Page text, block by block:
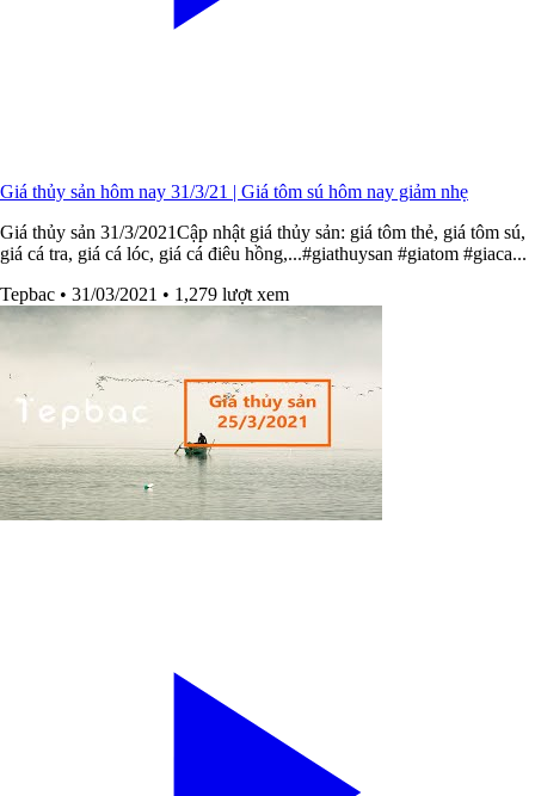
Giá thủy sản hôm nay 31/3/21 | Giá tôm sú hôm nay giảm nhẹ
Giá thủy sản 31/3/2021Cập nhật giá thủy sản: giá tôm thẻ, giá tôm sú,
giá cá tra, giá cá lóc, giá cá điêu hồng,...#giathuysan​​ #giatom​​ #giaca​...
Tepbac • 31/03/2021 • 1,279 lượt xem